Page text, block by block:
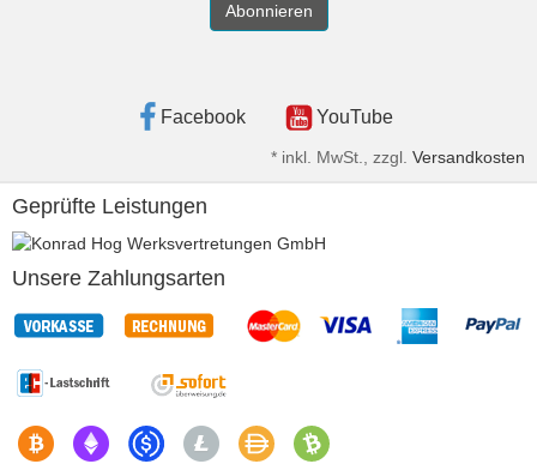
Abonnieren
Facebook YouTube
* inkl. MwSt., zzgl. Versandkosten
Geprüfte Leistungen
Unsere Zahlungsarten